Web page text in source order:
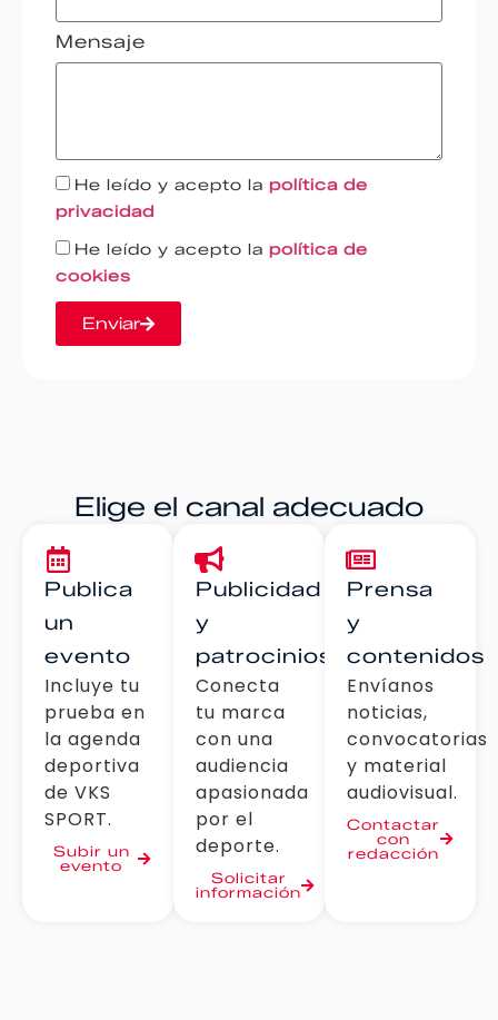
Mensaje
He leído y acepto la política de
privacidad
He leído y acepto la política de
cookies
Enviar
Elige el canal adecuado
Publica
un
evento
Incluye tu
prueba en
la agenda
deportiva
de VKS
SPORT.
Subir un
evento
Publicidad
y
patrocinios
Conecta
tu marca
con una
audiencia
apasionada
por el
deporte.
Solicitar
información
Prensa
y
contenidos
Envíanos
noticias,
convocatorias
y material
audiovisual.
Contactar
con
redacción